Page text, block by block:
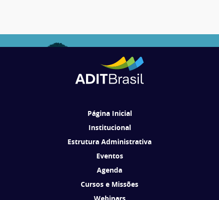
Página Inicial
Institucional
Estrutura Administrativa
Eventos
Agenda
Cursos e Missões